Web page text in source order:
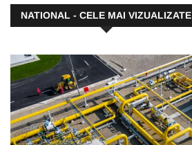
NATIONAL - CELE MAI VIZUALIZATE